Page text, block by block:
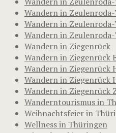
Wandern in
Wandern in
Wandern in
Wandern in Ziegenrück
Wandern in Ziegenrück
Wandern in Ziegenrück
Wandern in Ziegenrück
Wandern in Ziegenrück
Wanderntourismus in
Weihnachtsfeier in
Wellness in Thüringen